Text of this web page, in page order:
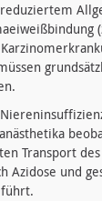
Transport
Azidose und